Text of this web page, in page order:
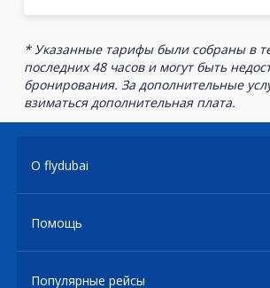
* Указанные тарифы были собраны в
последних 48 часов и могут быть
бронирования. За дополнительные
взиматься дополнительная плата.
О flydubai
Помощь
Популярные рейсы